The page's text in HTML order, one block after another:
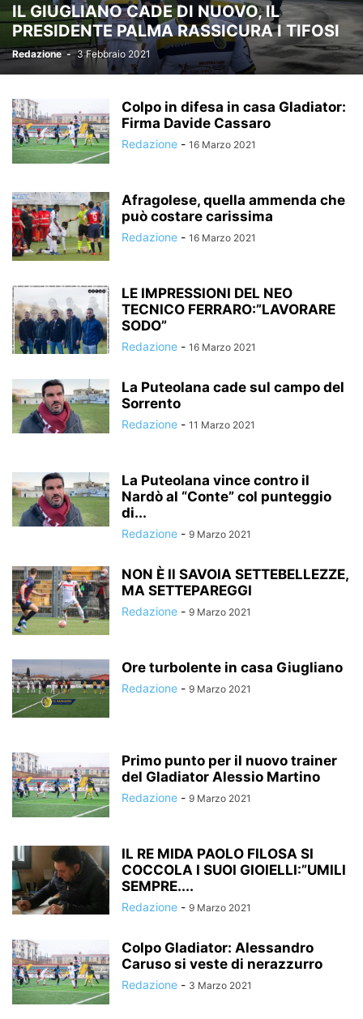
IL GIUGLIANO CADE DI NUOVO, IL
PRESIDENTE PALMA RASSICURA I TIFOSI
Redazione - 3 Febbraio 2021
Colpo in difesa in casa Gladiator:
Firma Davide Cassaro
Redazione - 16 Marzo 2021
Afragolese, quella ammenda che
può costare carissima
Redazione - 16 Marzo 2021
LE IMPRESSIONI DEL NEO
TECNICO FERRARO:”LAVORARE
SODO”
Redazione - 16 Marzo 2021
La Puteolana cade sul campo del
Sorrento
Redazione - 11 Marzo 2021
La Puteolana vince contro il
Nardò al “Conte” col punteggio
di...
Redazione - 9 Marzo 2021
NON È Il SAVOIA SETTEBELLEZZE,
MA SETTEPAREGGI
Redazione - 9 Marzo 2021
Ore turbolente in casa Giugliano
Redazione - 9 Marzo 2021
Primo punto per il nuovo trainer
del Gladiator Alessio Martino
Redazione - 9 Marzo 2021
IL RE MIDA PAOLO FILOSA SI
COCCOLA I SUOI GIOIELLI:”UMILI
SEMPRE....
Redazione - 9 Marzo 2021
Colpo Gladiator: Alessandro
Caruso si veste di nerazzurro
Redazione - 3 Marzo 2021